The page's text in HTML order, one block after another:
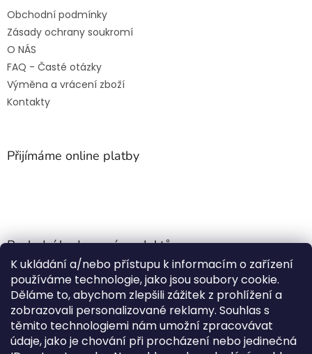
K ukládání a/nebo přístupu k informacím o zařízení
používáme technologie, jako jsou soubory cookie.
Děláme to, abychom zlepšili zážitek z prohlížení a
zobrazovali personalizované reklamy. Souhlas s
těmito technologiemi nám umožní zpracovávat
údaje, jako je chování při procházení nebo jedinečná
Obchodní podmínky
Zásady ochrany soukromí
O NÁS
FAQ - Časté otázky
Výměna a vrácení zboží
Kontakty
Přijímáme online platby
Poslední hodnocení produktů
Jehla do nádrže k nezávislému topení
Hodnocení produktu je 5 z 5 hvězdiček.
| Martin Nevrlý
ano